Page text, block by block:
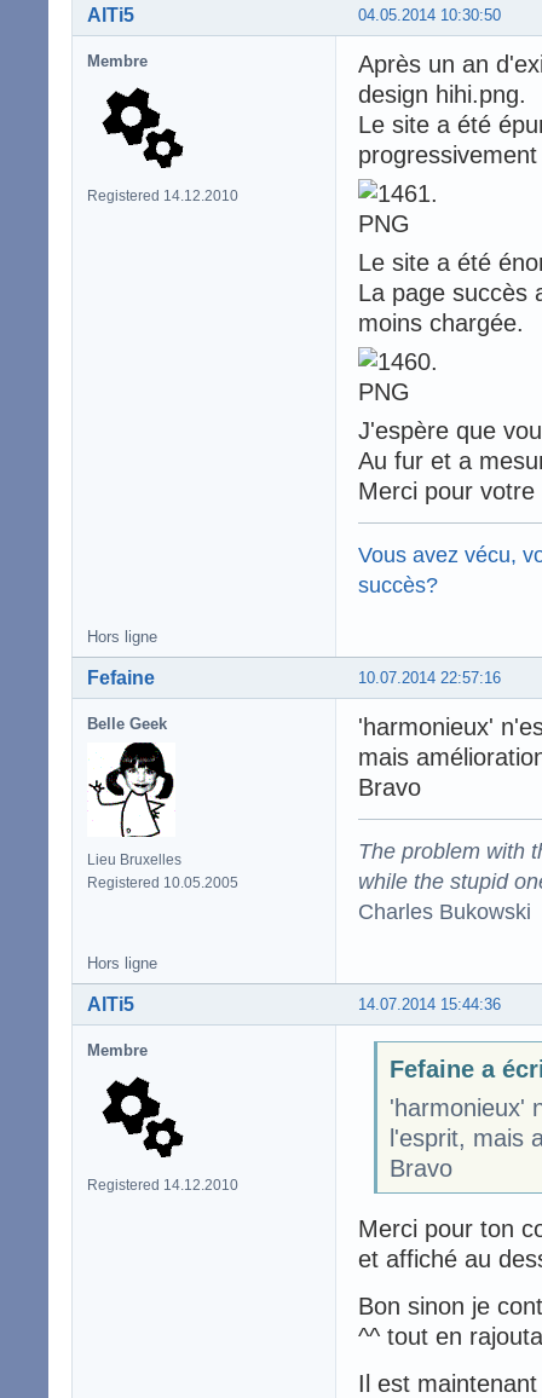
04.05.2014 10:30:50
AlTi5
Membre
Registered 14.12.2010
Après un an
design hihi.png.
Le site a été
Le site a été
La page succès
moins chargée.
J'espère que
Au fur et a
Merci pour votre
Vous avez vécu,
succès?
Hors ligne
10.07.2014 22:57:16
Fefaine
Belle Geek
Lieu Bruxelles
Registered 10.05.2005
'harmonieux'
mais
Bravo
The problem with
while the stupid
Charles Bukowski
Hors ligne
14.07.2014 15:44:36
AlTi5
Membre
Registered 14.12.2010
Fefaine a
'harmonieux'
l'esprit, mais
Bravo
Merci pour ton
et affiché au
Bon sinon je
^^ tout en
Il est